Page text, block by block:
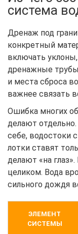
система
Дренаж под
конкретный
включать
дренажные
и места сброса
важнее связать
Ошибка многих
делают
себе, водостоки
лотки ставят
делают «на
целиком. Вода
сильного дождя
ЭЛЕМЕНТ
СИСТЕМЫ